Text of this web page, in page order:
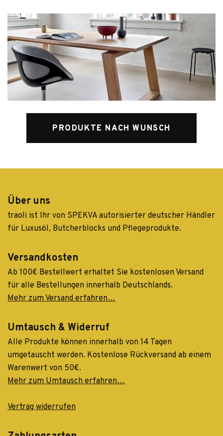
PRODUKTE NACH WUNSCH
Über uns
traoli ist Ihr von SPEKVA autorisierter deutscher Händler
für Luxusöl, Butcherblocks und Pflegeprodukte.
Versandkosten
Ab 100€ Bestellwert erhaltet Sie kostenlosen Versand
für alle Bestellungen innerhalb Deutschlands.
Mehr zum Versand erfahren…
Umtausch & Widerruf
Alle Produkte können innerhalb von 14 Tagen
umgetauscht werden. Kostenlose Rückversand ab einem
Warenwert von 50€.
Mehr zum Umtausch erfahren…
Vertrag widerrufen